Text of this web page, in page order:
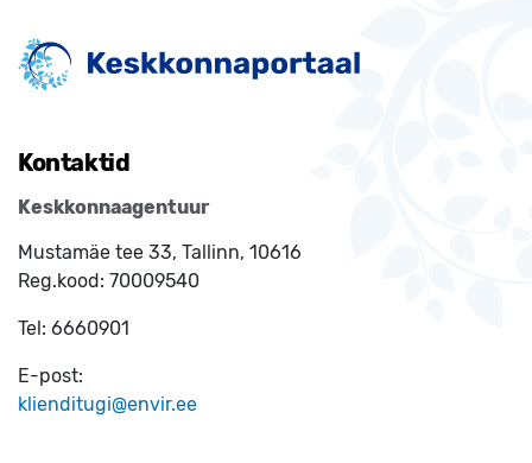
Kontaktid
Keskkonnaagentuur
Mustamäe tee 33, Tallinn, 10616
Reg.kood: 70009540
Tel: 6660901
E-post:
klienditugi@envir.ee